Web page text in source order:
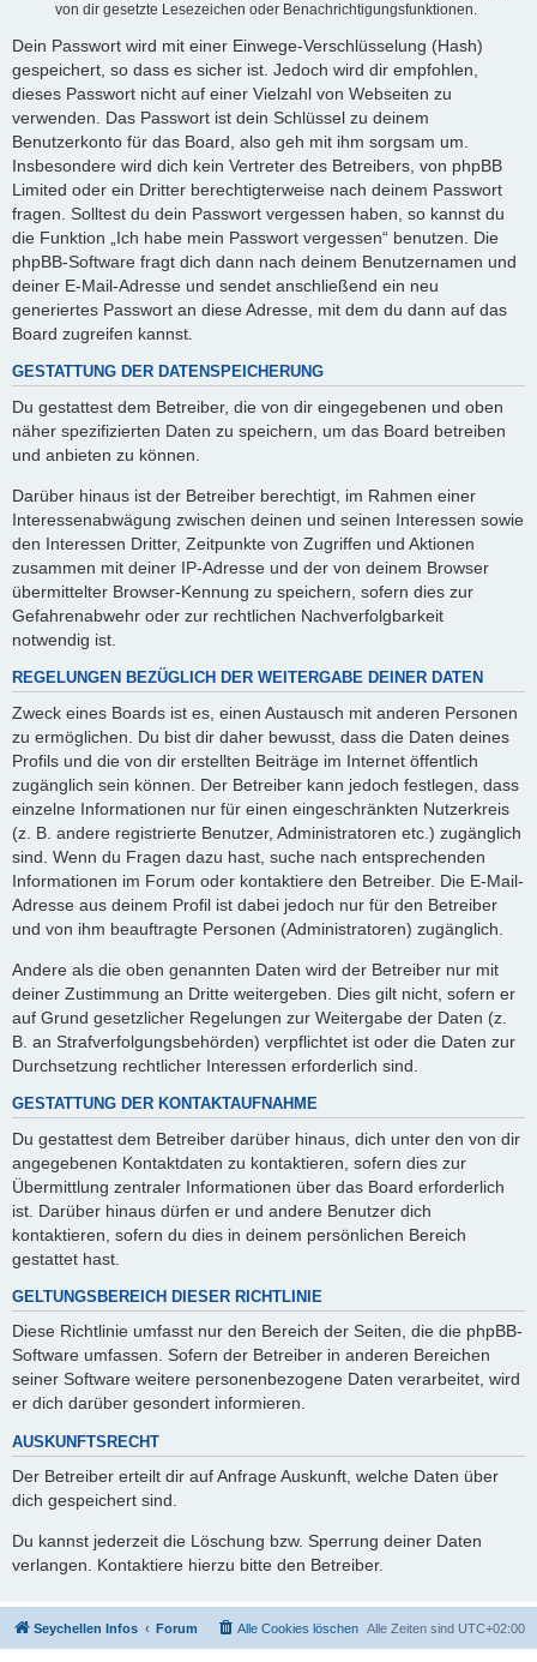
von dir gesetzte Lesezeichen oder Benachrichtigungsfunktionen.
Dein Passwort wird mit einer Einwege-Verschlüsselung (Hash)
gespeichert, so dass es sicher ist. Jedoch wird dir empfohlen,
dieses Passwort nicht auf einer Vielzahl von Webseiten zu
verwenden. Das Passwort ist dein Schlüssel zu deinem
Benutzerkonto für das Board, also geh mit ihm sorgsam um.
Insbesondere wird dich kein Vertreter des Betreibers, von phpBB
Limited oder ein Dritter berechtigterweise nach deinem Passwort
fragen. Solltest du dein Passwort vergessen haben, so kannst du
die Funktion „Ich habe mein Passwort vergessen“ benutzen. Die
phpBB-Software fragt dich dann nach deinem Benutzernamen und
deiner E-Mail-Adresse und sendet anschließend ein neu
generiertes Passwort an diese Adresse, mit dem du dann auf das
Board zugreifen kannst.
GESTATTUNG DER DATENSPEICHERUNG
Du gestattest dem Betreiber, die von dir eingegebenen und oben
näher spezifizierten Daten zu speichern, um das Board betreiben
und anbieten zu können.
Darüber hinaus ist der Betreiber berechtigt, im Rahmen einer
Interessenabwägung zwischen deinen und seinen Interessen sowie
den Interessen Dritter, Zeitpunkte von Zugriffen und Aktionen
zusammen mit deiner IP-Adresse und der von deinem Browser
übermittelter Browser-Kennung zu speichern, sofern dies zur
Gefahrenabwehr oder zur rechtlichen Nachverfolgbarkeit
notwendig ist.
REGELUNGEN BEZÜGLICH DER WEITERGABE DEINER DATEN
Zweck eines Boards ist es, einen Austausch mit anderen Personen
zu ermöglichen. Du bist dir daher bewusst, dass die Daten deines
Profils und die von dir erstellten Beiträge im Internet öffentlich
zugänglich sein können. Der Betreiber kann jedoch festlegen, dass
einzelne Informationen nur für einen eingeschränkten Nutzerkreis
(z. B. andere registrierte Benutzer, Administratoren etc.) zugänglich
sind. Wenn du Fragen dazu hast, suche nach entsprechenden
Informationen im Forum oder kontaktiere den Betreiber. Die E-Mail-
Adresse aus deinem Profil ist dabei jedoch nur für den Betreiber
und von ihm beauftragte Personen (Administratoren) zugänglich.
Andere als die oben genannten Daten wird der Betreiber nur mit
deiner Zustimmung an Dritte weitergeben. Dies gilt nicht, sofern er
auf Grund gesetzlicher Regelungen zur Weitergabe der Daten (z.
B. an Strafverfolgungsbehörden) verpflichtet ist oder die Daten zur
Durchsetzung rechtlicher Interessen erforderlich sind.
GESTATTUNG DER KONTAKTAUFNAHME
Du gestattest dem Betreiber darüber hinaus, dich unter den von dir
angegebenen Kontaktdaten zu kontaktieren, sofern dies zur
Übermittlung zentraler Informationen über das Board erforderlich
ist. Darüber hinaus dürfen er und andere Benutzer dich
kontaktieren, sofern du dies in deinem persönlichen Bereich
gestattet hast.
GELTUNGSBEREICH DIESER RICHTLINIE
Diese Richtlinie umfasst nur den Bereich der Seiten, die die phpBB-
Software umfassen. Sofern der Betreiber in anderen Bereichen
seiner Software weitere personenbezogene Daten verarbeitet, wird
er dich darüber gesondert informieren.
AUSKUNFTSRECHT
Der Betreiber erteilt dir auf Anfrage Auskunft, welche Daten über
dich gespeichert sind.
Du kannst jederzeit die Löschung bzw. Sperrung deiner Daten
verlangen. Kontaktiere hierzu bitte den Betreiber.
Seychellen Infos Forum Alle Zeiten sind UTC+02:00
Alle Cookies löschen